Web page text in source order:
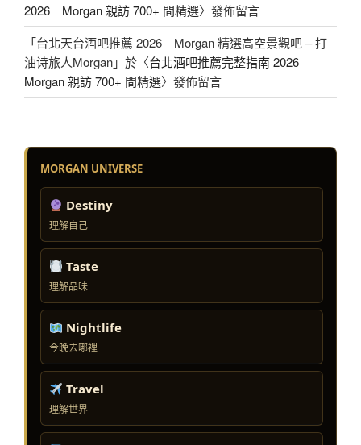
2026｜Morgan 親訪 700+ 間精選〉發佈留言
「台北天台酒吧推薦 2026｜Morgan 精選高空景觀吧 – 打
油诗旅人Morgan」於〈台北酒吧推薦完整指南 2026｜
Morgan 親訪 700+ 間精選〉發佈留言
MORGAN UNIVERSE
Destiny
理解自己
Taste
理解品味
Nightlife
今晚去哪裡
Travel
理解世界